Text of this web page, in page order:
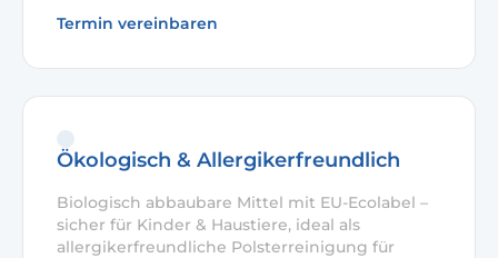
Termin vereinbaren
Ökologisch & Allergikerfreundlich
Biologisch abbaubare Mittel mit EU-Ecolabel –
sicher für Kinder & Haustiere, ideal als
allergikerfreundliche Polsterreinigung für